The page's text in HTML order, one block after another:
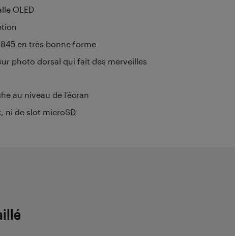
OLED
en très bonne forme
photo dorsal qui fait des merveilles
au niveau de l'écran
ni de slot microSD